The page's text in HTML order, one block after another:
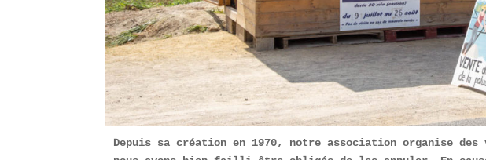
Depuis sa création en 1970, notre association organise